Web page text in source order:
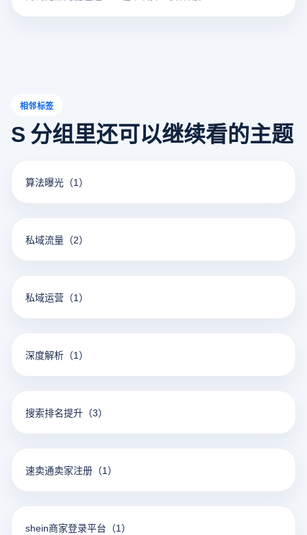
相邻标签
S 分组里还可以继续看的主题
算法曝光 （1）
私域流量 （2）
私域运营 （1）
深度解析 （1）
搜索排名提升 （3）
速卖通卖家注册 （1）
shein商家登录平台 （1）